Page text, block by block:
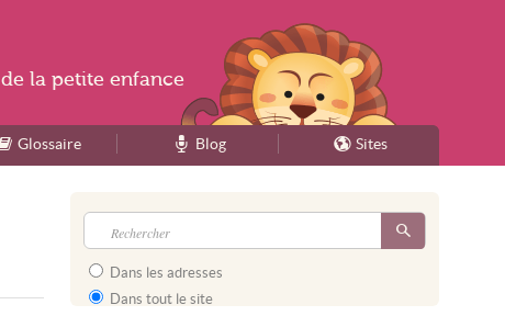
Glossaire Blog Sites
Dans les adresses
Dans tout le site
de la petite enfance